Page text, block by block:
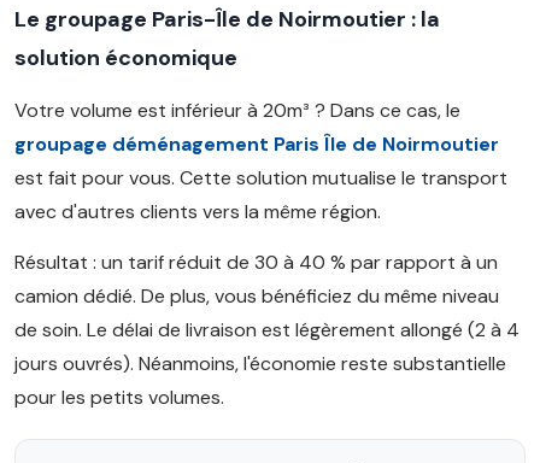
Le groupage Paris-Île de Noirmoutier : la
solution économique
Votre volume est inférieur à 20m³ ? Dans ce cas, le
groupage déménagement Paris Île de Noirmoutier
est fait pour vous. Cette solution mutualise le transport
avec d'autres clients vers la même région.
Résultat : un tarif réduit de 30 à 40 % par rapport à un
camion dédié. De plus, vous bénéficiez du même niveau
de soin. Le délai de livraison est légèrement allongé (2 à 4
jours ouvrés). Néanmoins, l'économie reste substantielle
pour les petits volumes.